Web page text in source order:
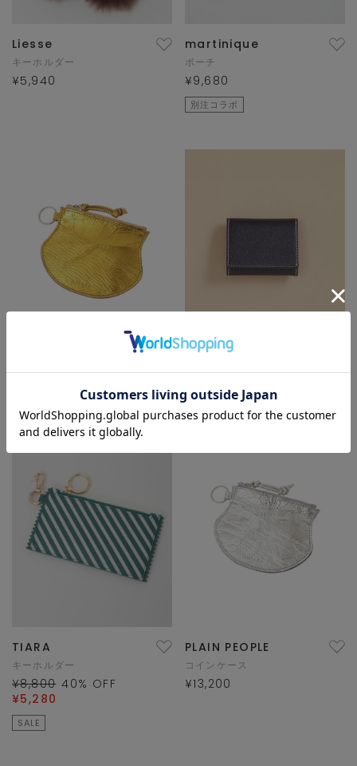
Liesse
キーホルダー
¥5,940
martinique
ポーチ
¥9,680
別注コラボ
¥12,100
TIARA
キーホルダー
¥8,800 40% OFF
¥5,280
SALE
PLAIN PEOPLE
コインケース
¥13,200